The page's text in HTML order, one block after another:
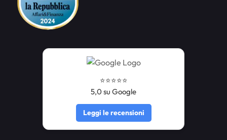
⭐️⭐️⭐️⭐️⭐️
5,0 su Google
Leggi le recensioni